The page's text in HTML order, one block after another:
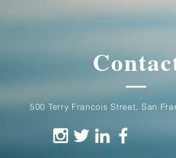
500 Terry Francois Street, San